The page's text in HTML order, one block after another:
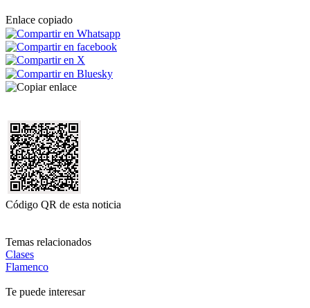
Enlace copiado
Código QR de esta noticia
Temas relacionados
Clases
Flamenco
Te puede interesar